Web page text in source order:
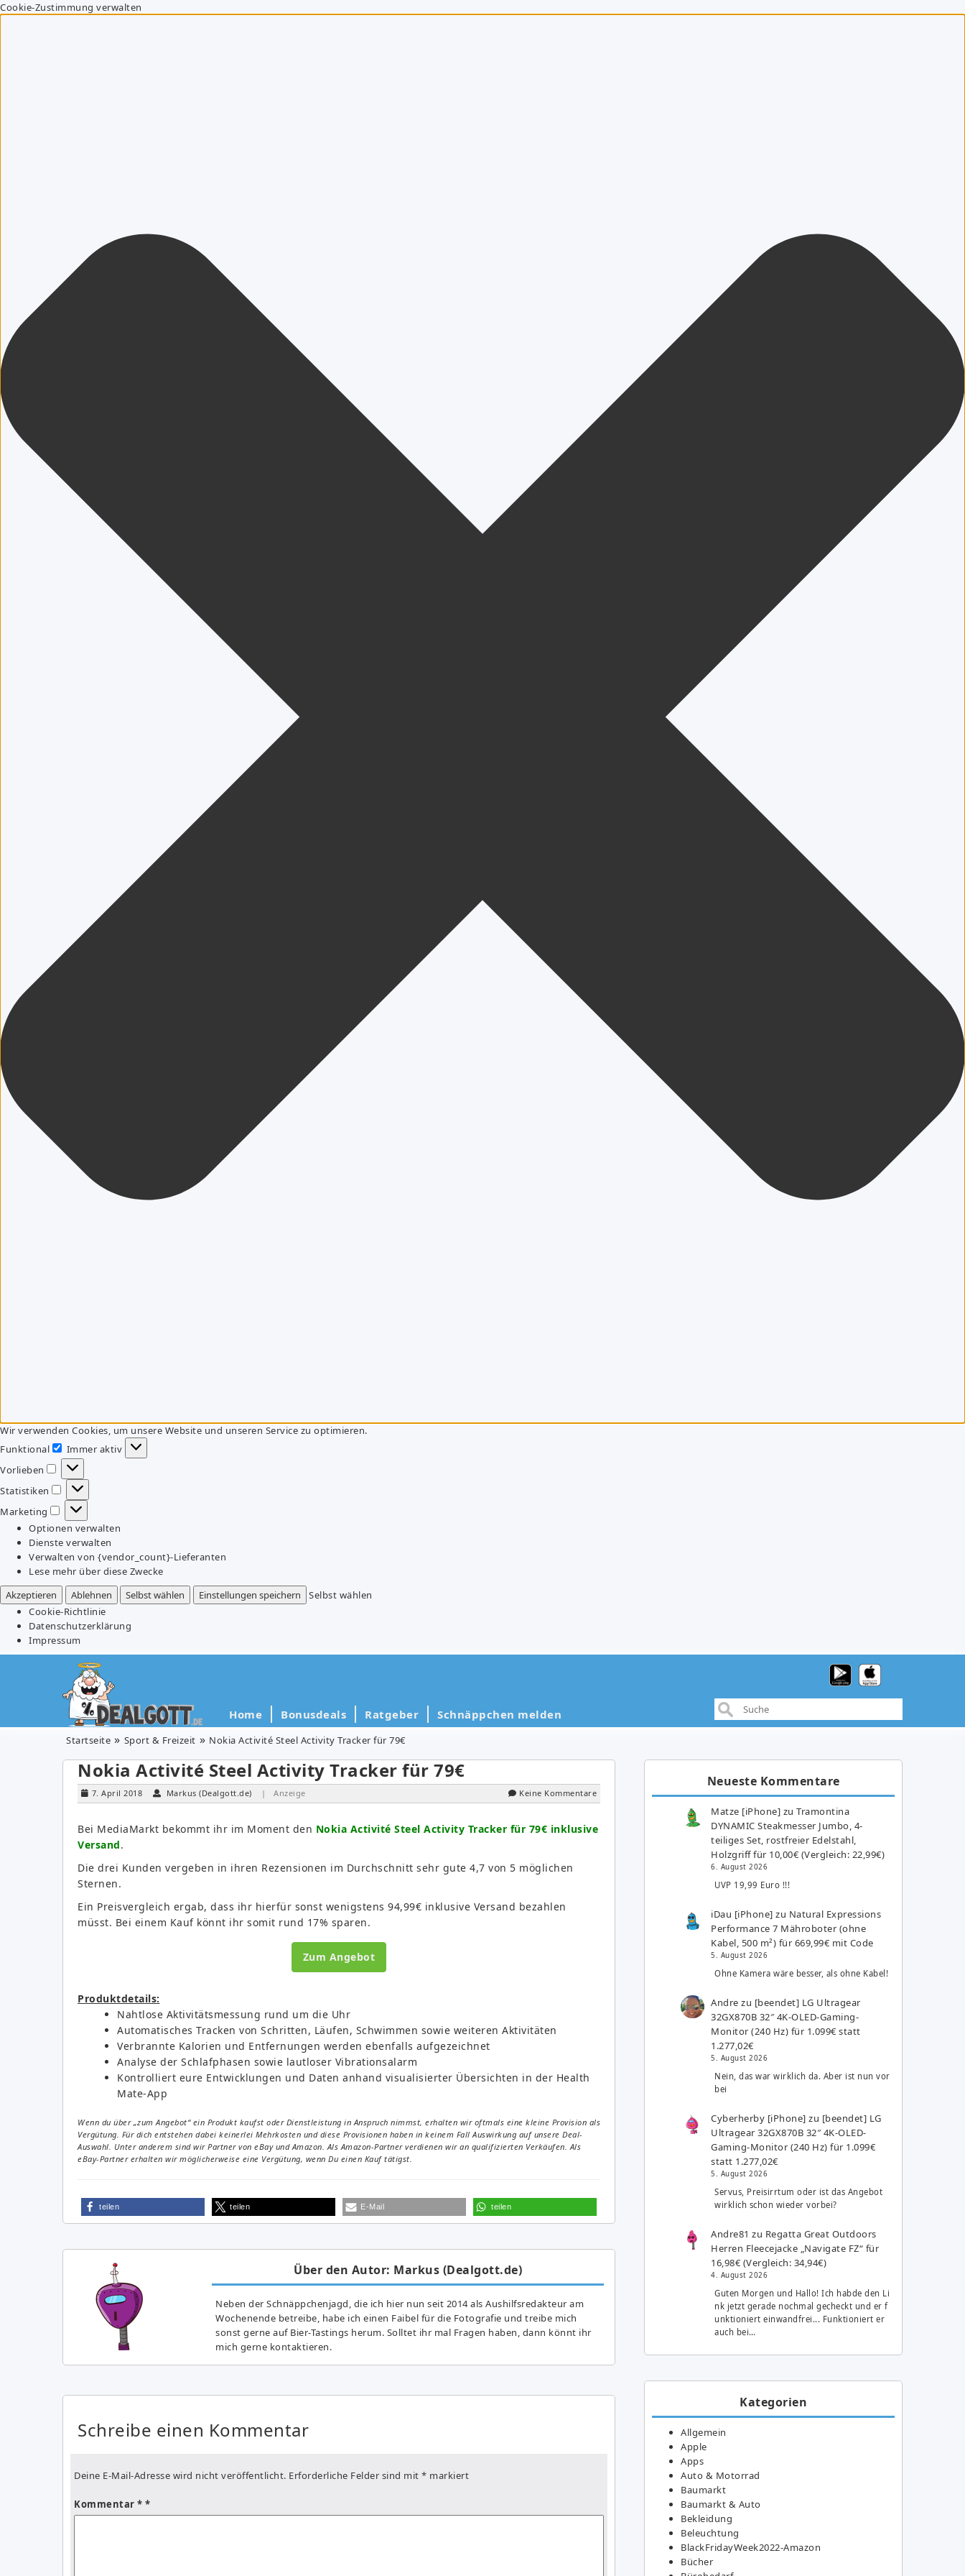
Cookie-Zustimmung verwalten
Wir verwenden Cookies, um unsere Website und unseren Service zu optimieren.
Funktional
Funktional
Immer aktiv
Vorlieben
Vorlieben
Statistiken
Statistiken
Marketing
Marketing
Optionen verwalten
Dienste verwalten
Verwalten von {vendor_count}-Lieferanten
Lese mehr über diese Zwecke
Akzeptieren
Ablehnen Selbst wählen Einstellungen speichern
Selbst wählen
Cookie-Richtlinie
Datenschutzerklärung
Impressum
Home Bonusdeals Ratgeber Schnäppchen melden
Startseite Sport & Freizeit Nokia Activité Steel Activity Tracker für 79€
Nokia Activité Steel Activity Tracker für 79€
7. April 2018 Markus (Dealgott.de) | Anzeige Keine Kommentare
Bei MediaMarkt bekommt ihr im Moment den Nokia Activité Steel Activity Tracker für 79€ inklusive
Versand.
Die drei Kunden vergeben in ihren Rezensionen im Durchschnitt sehr gute 4,7 von 5 möglichen
Sternen.
Ein Preisvergleich ergab, dass ihr hierfür sonst wenigstens 94,99€ inklusive Versand bezahlen
müsst. Bei einem Kauf könnt ihr somit rund 17% sparen.
Zum Angebot
Produktdetails:
Nahtlose Aktivitätsmessung rund um die Uhr
Automatisches Tracken von Schritten, Läufen, Schwimmen sowie weiteren Aktivitäten
Verbrannte Kalorien und Entfernungen werden ebenfalls aufgezeichnet
Analyse der Schlafphasen sowie lautloser Vibrationsalarm
Kontrolliert eure Entwicklungen und Daten anhand visualisierter Übersichten in der Health
Mate-App
Wenn du über „zum Angebot“ ein Produkt kaufst oder Dienstleistung in Anspruch nimmst, erhalten wir oftmals eine kleine Provision als
Vergütung. Für dich entstehen dabei keinerlei Mehrkosten und diese Provisionen haben in keinem Fall Auswirkung auf unsere Deal-
Auswahl. Unter anderem sind wir Partner von eBay und Amazon. Als Amazon-Partner verdienen wir an qualifizierten Verkäufen. Als
eBay-Partner erhalten wir möglicherweise eine Vergütung, wenn Du einen Kauf tätigst.
teilen teilen E-Mail teilen
Über den Autor: Markus (Dealgott.de)
Neben der Schnäppchenjagd, die ich hier nun seit 2014 als Aushilfsredakteur am
Wochenende betreibe, habe ich einen Faibel für die Fotografie und treibe mich
sonst gerne auf Bier-Tastings herum. Solltet ihr mal Fragen haben, dann könnt ihr
mich gerne kontaktieren.
Schreibe einen Kommentar
Deine E-Mail-Adresse wird nicht veröffentlicht. Erforderliche Felder sind mit * markiert
Kommentar *
Neueste Kommentare
Matze [iPhone] zuTramontina
DYNAMIC Steakmesser Jumbo, 4-
teiliges Set, rostfreier Edelstahl,
Holzgriff für 10,00€ (Vergleich: 22,99€)
6. August 2026
UVP 19,99 Euro !!!
iDau [iPhone] zu Natural Expressions
Performance 7 Mähroboter (ohne
Kabel, 500 m²) für 669,99€ mit Code
5. August 2026
Ohne Kamera wäre besser, als ohne Kabel!
Andre zu [beendet] LG Ultragear
32GX870B 32″ 4K-OLED-Gaming-
Monitor (240 Hz) für 1.099€ statt
1.277,02€
5. August 2026
Nein, das war wirklich da. Aber ist nun vor
bei
Cyberherby [iPhone] zu [beendet] LG
Ultragear 32GX870B 32″ 4K-OLED-
Gaming-Monitor (240 Hz) für 1.099€
statt 1.277,02€
5. August 2026
Servus, Preisirrtum oder ist das Angebot
wirklich schon wieder vorbei?
Andre81 zu Regatta Great Outdoors
Herren Fleecejacke „Navigate FZ“ für
16,98€ (Vergleich: 34,94€)
4. August 2026
Guten Morgen und Hallo! Ich habde den Li
nk jetzt gerade nochmal gecheckt und er f
unktioniert einwandfrei... Funktioniert er
auch bei…
Kategorien
Allgemein
Apple
Apps
Auto & Motorrad
Baumarkt
Baumarkt & Auto
Bekleidung
Beleuchtung
BlackFridayWeek2022-Amazon
Bücher